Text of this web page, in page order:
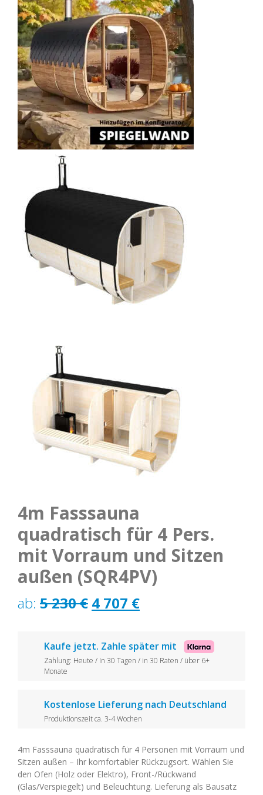
4m Fasssauna
quadratisch für 4 Pers.
mit Vorraum und Sitzen
außen (SQR4PV)
ab: 5 230€ Ursprünglicher
war:
5
4 707 €Aktueller
ist:
4
Kaufe jetzt. Zahle später mit
Zahlung: Heute / In 30 Tagen / in 30 Raten / über 6+
Monate
Kostenlose Lieferung nach Deutschland
Produktionszeit ca. 3-4 Wochen
4m Fasssauna quadratisch für 4 Personen mit Vorraum und
Sitzen außen – Ihr komfortabler Rückzugsort. Wählen Sie
den Ofen (Holz oder Elektro), Front-/Rückwand
(Glas/Verspiegelt) und Beleuchtung. Lieferung als Bausatz